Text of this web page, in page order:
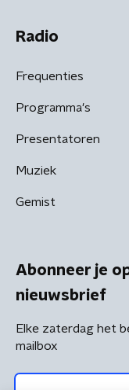
Radio
Frequenties
Programma's
Presentatoren
Muziek
Gemist
Abonneer je
nieuwsbrief
Elke zaterdag het
mailbox